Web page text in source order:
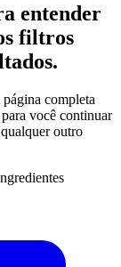
entender
filtros
completa
você continuar
outro